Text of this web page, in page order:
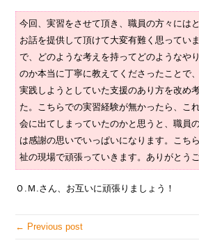
今回、実習をさせて頂き、職員の方々には
お話を提供して頂けて大変有難く思ってい
で、どのような考えを持ってどのようなや
のか本当に丁寧に教えてくださったことで
実践しようとしていた支援のあり方を改め
た。こちらでの実習経験が無かったら、こ
会に出てしまっていたのかと思うと、職員
は感謝の思いでいっぱいになります。こち
祉の現場で頑張っていきます。ありがとう
Ｏ.Ｍ.さん、お互いに頑張りましょう！
← Previous post